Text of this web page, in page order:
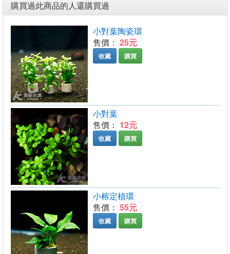
購買過此商品的人還購買過
小對葉陶瓷環
售價： 25元
收藏 購買
小對葉
售價： 12元
收藏 購買
小榕定植環
售價： 55元
收藏 購買